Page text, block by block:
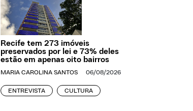
Recife tem 273 imóveis
preservados por lei e 73% deles
estão em apenas oito bairros
MARIA CAROLINA SANTOS 06/08/2026
ENTREVISTA CULTURA